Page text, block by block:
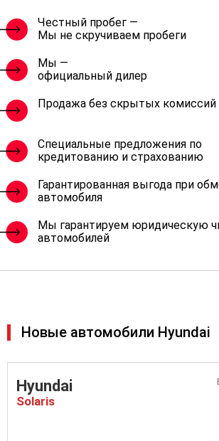
Честный пробег —
Мы не скручиваем пробеги
Мы —
официальный дилер
Продажа без скрытых комиссий
Специальные предложения по
кредитованию и страхованию
Гарантированная выгода при
автомобиля
Мы гарантируем юридическую
автомобилей
Новые автомобили Hyundai
Hyundai
Solaris